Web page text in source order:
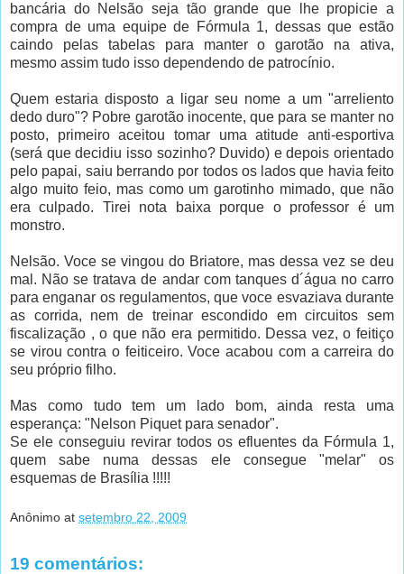
bancária do Nelsão seja tão grande que lhe propicie a
compra de uma equipe de Fórmula 1, dessas que estão
caindo pelas tabelas para manter o garotão na ativa,
mesmo assim tudo isso dependendo de patrocínio.
Quem estaria disposto a ligar seu nome a um "arreliento
dedo duro"? Pobre garotão inocente, que para se manter no
posto, primeiro aceitou tomar uma atitude anti-esportiva
(será que decidiu isso sozinho? Duvido) e depois orientado
pelo papai, saiu berrando por todos os lados que havia feito
algo muito feio, mas como um garotinho mimado, que não
era culpado. Tirei nota baixa porque o professor é um
monstro.
Nelsão. Voce se vingou do Briatore, mas dessa vez se deu
mal. Não se tratava de andar com tanques d´água no carro
para enganar os regulamentos, que voce esvaziava durante
as corrida, nem de treinar escondido em circuitos sem
fiscalização , o que não era permitido. Dessa vez, o feitiço
se virou contra o feiticeiro. Voce acabou com a carreira do
seu próprio filho.
Mas como tudo tem um lado bom, ainda resta uma
esperança: "Nelson Piquet para senador".
Se ele conseguiu revirar todos os efluentes da Fórmula 1,
quem sabe numa dessas ele consegue "melar" os
esquemas de Brasília !!!!!
Anônimo at setembro 22, 2009
19 comentários: